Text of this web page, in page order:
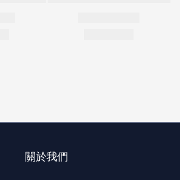
關於我們